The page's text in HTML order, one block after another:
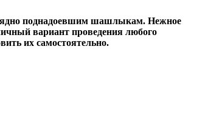
поднадоевшим шашлыкам. Нежное
вариант проведения любого
их самостоятельно.